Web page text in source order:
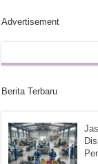
Advertisement
Berita Terbaru